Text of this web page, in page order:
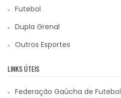
Futebol
Dupla Grenal
Outros Esportes
LINKS ÚTEIS
Federação Gaúcha de Futebol